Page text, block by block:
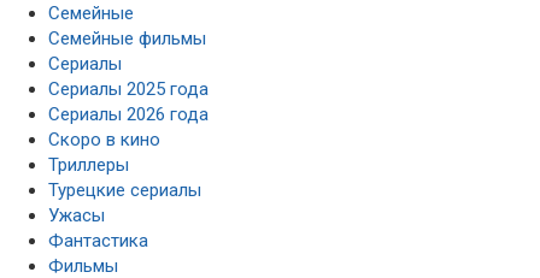
Семейные
Семейные фильмы
Сериалы
Сериалы 2025 года
Сериалы 2026 года
Скоро в кино
Триллеры
Турецкие сериалы
Ужасы
Фантастика
Фильмы